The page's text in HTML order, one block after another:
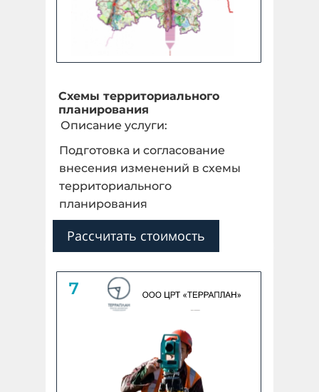
Схемы территориального
планирования
Описание услуги:
Подготовка и согласование
внесения изменений в схемы
территориального
планирования
Рассчитать стоимость